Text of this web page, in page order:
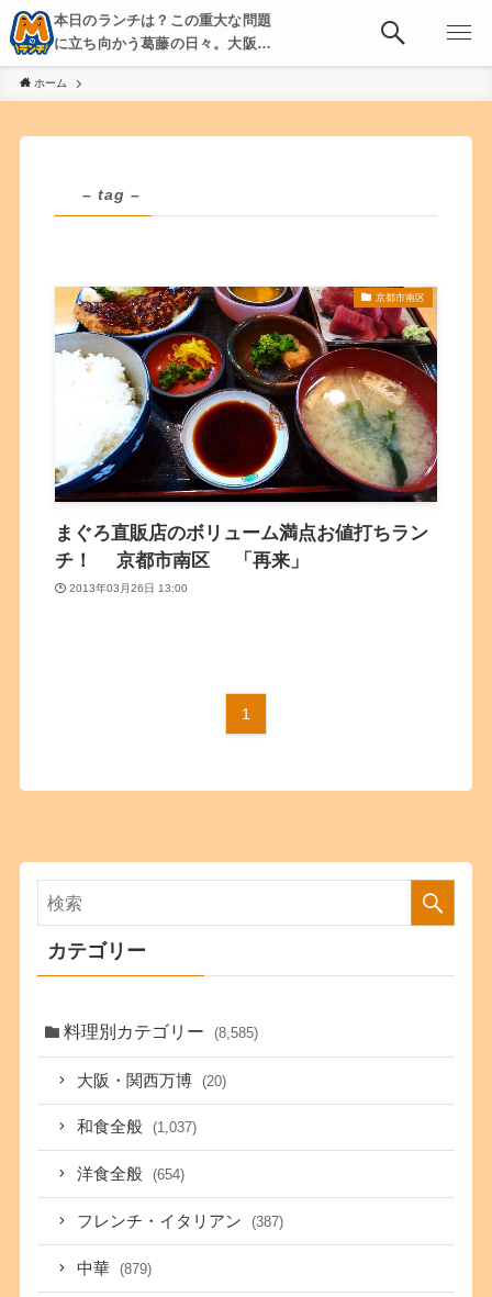
本日のランチは？この重大な問題
に立ち向かう葛藤の日々。大阪・
京都・神戸を中心とした食べ歩
き、飲み歩きを綴る。
ホーム
– tag –
京都市南区
まぐろ直販店のボリューム満点お値打ちラン
チ！ 京都市南区 「再来」
2013年03月26日 13:00
1
カテゴリー
料理別カテゴリー (8,585)
大阪・関西万博 (20)
和食全般 (1,037)
洋食全般 (654)
フレンチ・イタリアン (387)
中華 (879)